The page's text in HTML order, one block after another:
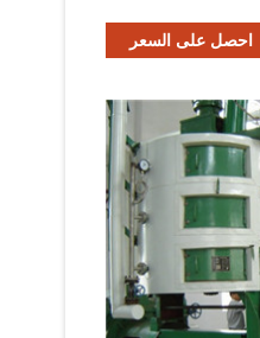
احصل على السعر